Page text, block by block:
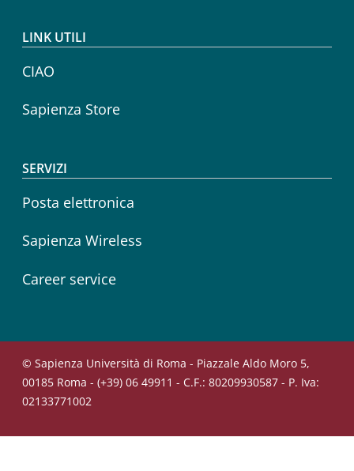
LINK UTILI
CIAO
Sapienza Store
SERVIZI
Posta elettronica
Sapienza Wireless
Career service
© Sapienza Università di Roma - Piazzale Aldo Moro 5,
00185 Roma - (+39) 06 49911 - C.F.: 80209930587 - P. Iva:
02133771002